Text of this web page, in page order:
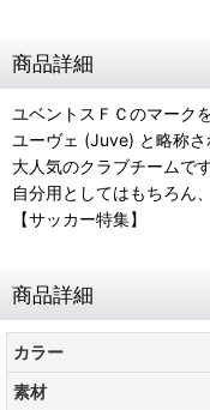
商品詳細
ユベントスＦＣのマーク
ユーヴェ (Juve) と略称
大人気のクラブチームで
自分用としてはもちろん
【サッカー特集】
商品詳細
カラー
素材